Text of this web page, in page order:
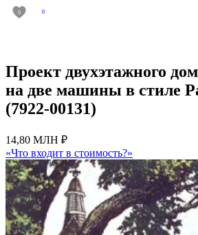
0 0
Проект двухэтажного
на две машины в стиле
(7922-00131)
14,80 МЛН ₽
«Что входит в стоимость?»